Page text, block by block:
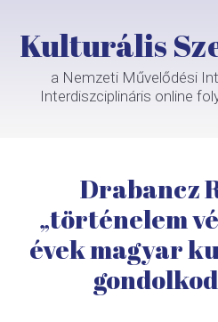
Kulturális
a Nemzeti Művelődési
Interdiszciplináris online
Drabancz
„történelem
évek magyar